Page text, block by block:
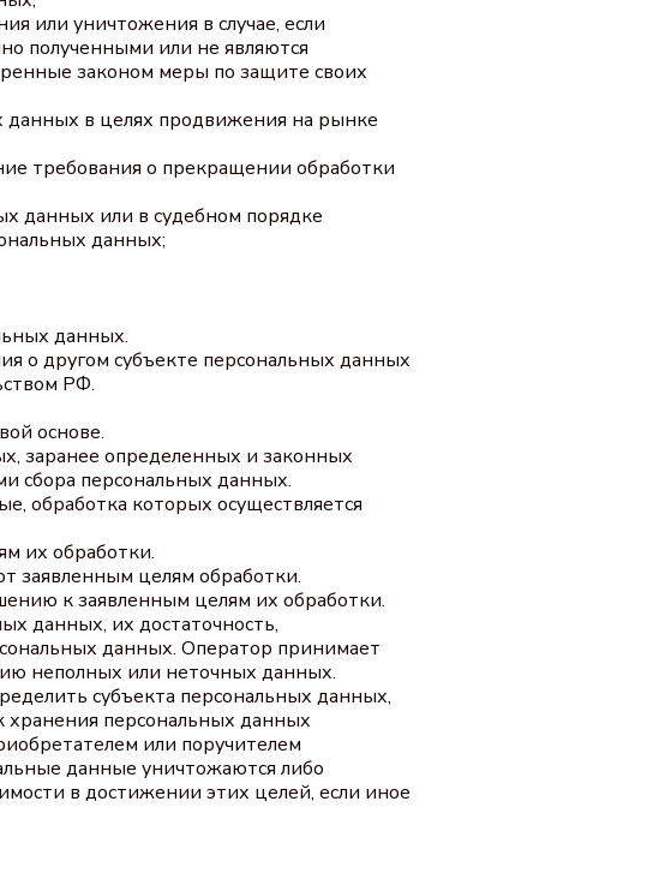
или уничтожения в случае, если
полученными или не являются
законом меры по защите своих
данных в целях продвижения на рынке
требования о прекращении обработки
данных или в судебном порядке
данных;
данных.
о другом субъекте персональных данных
РФ.
основе.
заранее определенных и законных
сбора персональных данных.
обработка которых осуществляется
их обработки.
заявленным целям обработки.
к заявленным целям их обработки.
данных, их достаточность,
данных. Оператор принимает
неполных или неточных данных.
субъекта персональных данных,
хранения персональных данных
или поручителем
данные уничтожаются либо
в достижении этих целей, если иное